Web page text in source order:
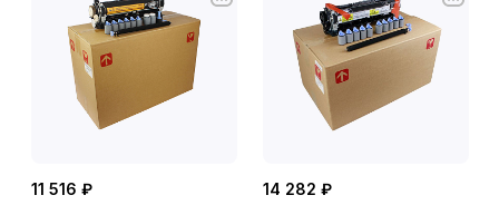
11 516 ₽
14 282 ₽